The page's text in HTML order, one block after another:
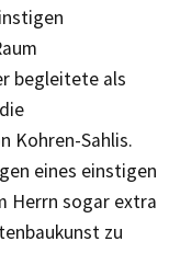
begleitete als
Kohren-Sahlis.
eines einstigen
Herrn sogar extra
zu